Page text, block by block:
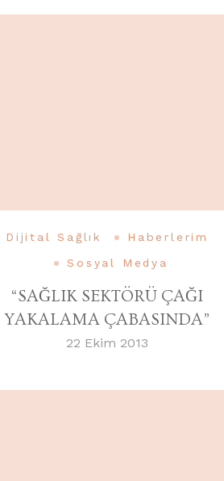
Dijital Sağlık
Haberlerim
Sosyal Medya
“SAĞLIK SEKTÖRÜ ÇAĞI
YAKALAMA ÇABASINDA”
22 Ekim 2013